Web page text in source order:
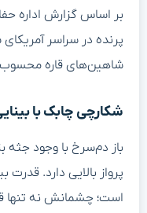
بر اساس گزارش اداره
پرنده در سراسر
شاهین‌های قاره
شکارچی چابک با
باز دم‌سرخ با وجود جثه
پرواز بالایی دارد. قدرت
است؛ چشمانش نه تنها